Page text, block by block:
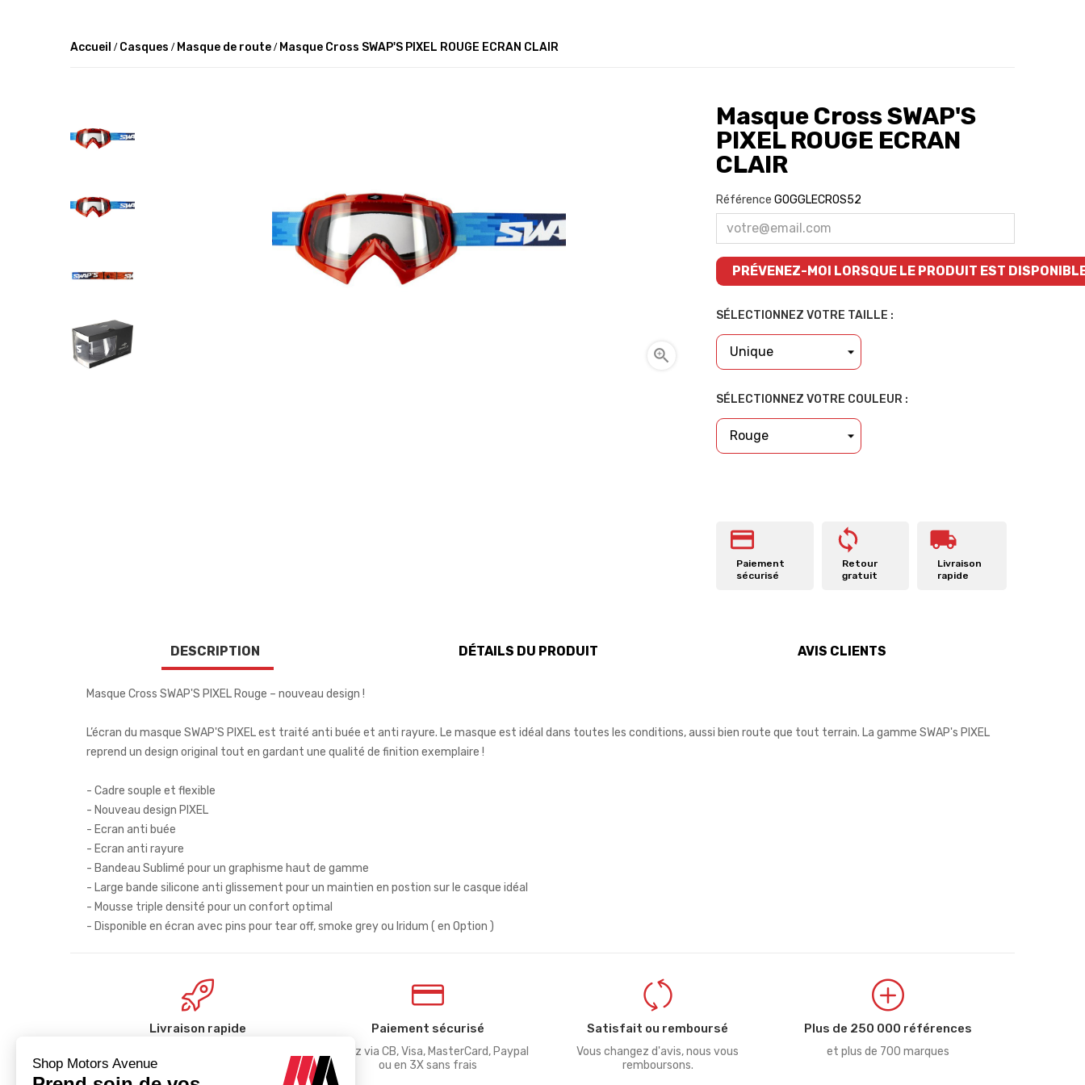
Accueil Casques Masque de route Masque Cross SWAP'S PIXEL ROUGE ECRAN CLAIR

Masque Cross SWAP'S
PIXEL ROUGE ECRAN
CLAIR
Référence GOGGLECROS52
PRÉVENEZ-MOI LORSQUE LE PRODUIT EST
SÉLECTIONNEZ VOTRE TAILLE :
SÉLECTIONNEZ VOTRE COULEUR :
Paiement
sécurisé
Retour
gratuit
Livraison
rapide
DESCRIPTION DÉTAILS DU PRODUIT AVIS CLIENTS
Masque Cross SWAP'S PIXEL Rouge – nouveau design !
L’écran du masque SWAP'S PIXEL est traité anti buée et anti rayure. Le masque est idéal dans toutes les conditions, aussi bien route que tout terrain. La gamme SWAP's PIXEL
reprend un design original tout en gardant une qualité de finition exemplaire !
- Cadre souple et flexible
- Nouveau design PIXEL
- Ecran anti buée
- Ecran anti rayure
- Bandeau Sublimé pour un graphisme haut de gamme
- Large bande silicone anti glissement pour un maintien en postion sur le casque idéal
- Mousse triple densité pour un confort optimal
- Disponible en écran avec pins pour tear off, smoke grey ou Iridum ( en Option )
Livraison rapide Paiement sécurisé
Réglez via CB, Visa, MasterCard, Paypal
ou en 3X sans frais
Satisfait ou remboursé
Vous changez d'avis, nous vous
remboursons.
Plus de 250 000 références
et plus de 700 marques